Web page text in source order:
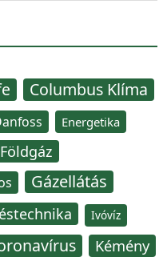
Columbus Klíma
Energetika
Földgáz
Gázellátás
Ivóvíz
Kémény